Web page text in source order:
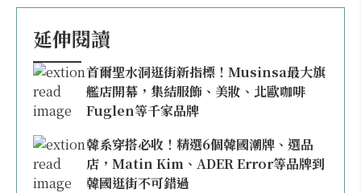
延伸閱讀
首爾聖水洞逛街新指標！Musinsa最大旗
艦店開幕，集結服飾、美妝、北歐咖啡
Fuglen等千家品牌
韓系穿搭必收！精選6個韓國潮牌、選品
店，Matin Kim、ADER Error等品牌到
韓國逛街不可錯過